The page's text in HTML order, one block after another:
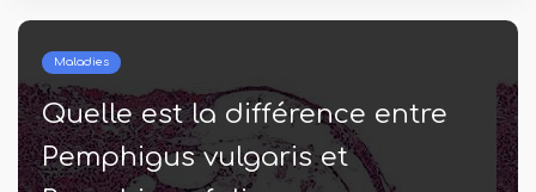
Maladies
Quelle est la différence entre le
syndrome d'Hermansky-Pudlak